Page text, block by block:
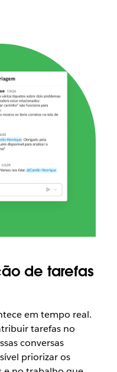
de tarefas
em tempo real.
tarefas no
conversas
priorizar os